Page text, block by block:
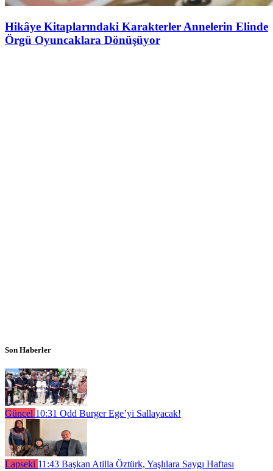
Hikâye Kitaplarındaki Karakterler Annelerin Elinde
Örgü Oyuncaklara Dönüşüyor
Son Haberler
Güncel 10:31 Odd Burger Ege’yi Sallayacak!
Lapseki 11:43 Başkan Atilla Öztürk, Yaşlılara Saygı Haftası